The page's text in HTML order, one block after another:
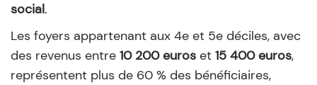
social.
Les foyers appartenant aux 4e et 5e déciles, avec
des revenus entre 10 200 euros et 15 400 euros,
représentent plus de 60 % des bénéficiaires,